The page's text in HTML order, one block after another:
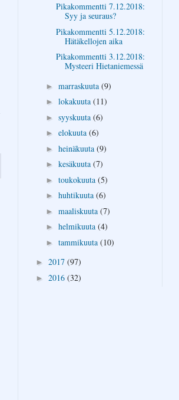
Pikakommentti 7.12.2018:
Syy ja seuraus?
Pikakommentti 5.12.2018:
Hätäkellojen aika
Pikakommentti 3.12.2018:
Mysteeri Hietaniemessä
► marraskuuta (9)
► lokakuuta (11)
► syyskuuta (6)
► elokuuta (6)
► heinäkuuta (9)
► kesäkuuta (7)
► toukokuuta (5)
► huhtikuuta (6)
► maaliskuuta (7)
► helmikuuta (4)
► tammikuuta (10)
► 2017 (97)
► 2016 (32)